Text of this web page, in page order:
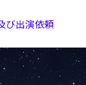
び出演依頼